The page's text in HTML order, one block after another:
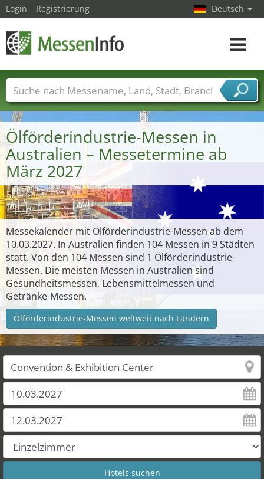
Ölförderindustrie-Messen in
Australien – Messetermine ab
März 2027
Messekalender mit Ölförderindustrie-Messen ab dem
10.03.2027. In Australien finden 104 Messen in 9 Städten
statt. Von den 104 Messen sind 1 Ölförderindustrie-
Messen. Die meisten Messen in Australien sind
Gesundheitsmessen, Lebensmittelmessen und
Getränke-Messen.
Ölförderindustrie-Messen weltweit nach Ländern
Login Registrierung Deutsch
Toggle
Messenamen Länder Städte
Branchen
Dienstleisterbranchen